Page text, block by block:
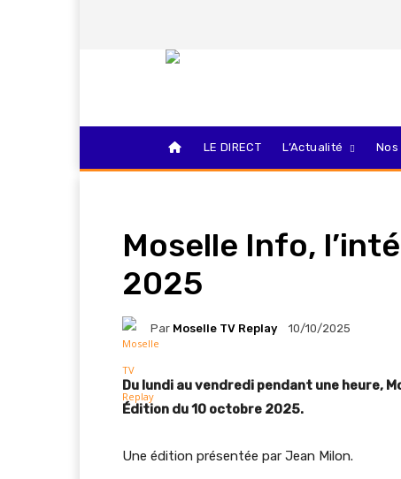
LE DIRECT L’Actualité Nos
Moselle Info,
2025
Par Moselle TV Replay 10/10/2025
Du lundi au vendredi pendant une heure,
Édition du 10 octobre 2025.
Une édition présentée par Jean Milon.